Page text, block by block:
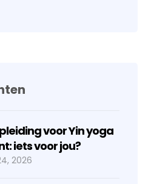
voor Yin yoga
iets voor jou?
2026